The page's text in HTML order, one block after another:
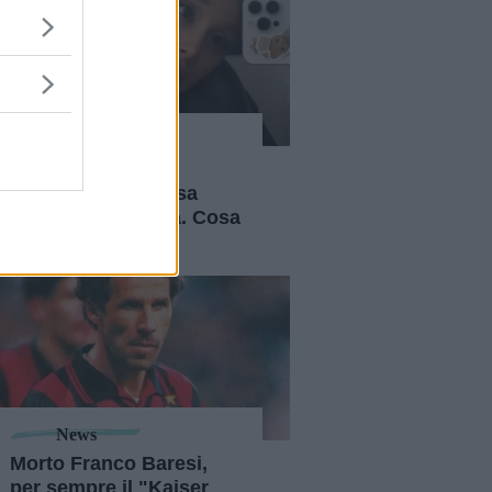
prenderà una pausa
dalla vita pubblica. Cosa
News
Morto Franco Baresi,
per sempre il "Kaiser